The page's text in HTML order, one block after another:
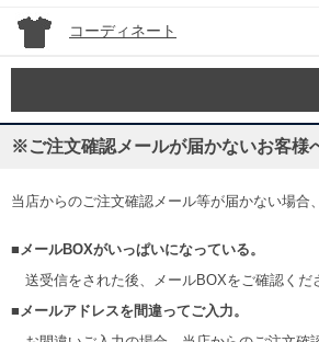
コーディネート
※ご注文確認メールが届かないお客様
当店からのご注文確認メール等が届かない場合
■メールBOXがいっぱいになっている。
送受信をされた後、メールBOXをご確認くだ
■メールアドレスを間違ってご入力。